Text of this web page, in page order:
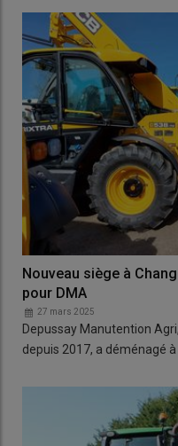
Nouveau siège à
pour DMA
27 mars 2025
Depussay Manutention
depuis 2017, a déménagé à